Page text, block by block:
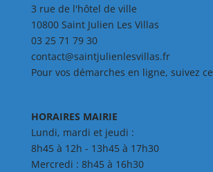
3 rue de l'hôtel de ville
10800 Saint Julien Les Villas
03 25 71 79 30
contact@saintjulienlesvillas.fr
Pour vos démarches en ligne, suivez ce
HORAIRES MAIRIE
Lundi, mardi et jeudi :
8h45 à 12h - 13h45 à 17h30
Mercredi : 8h45 à 16h30